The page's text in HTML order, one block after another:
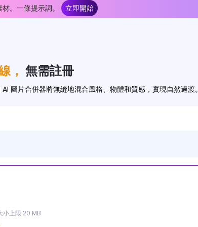
。一條提示詞。 立即開始
， 無需註冊
圖片合併器將無縫地混合風格、物體和質感，實現自然過渡。
小上限 20 MB